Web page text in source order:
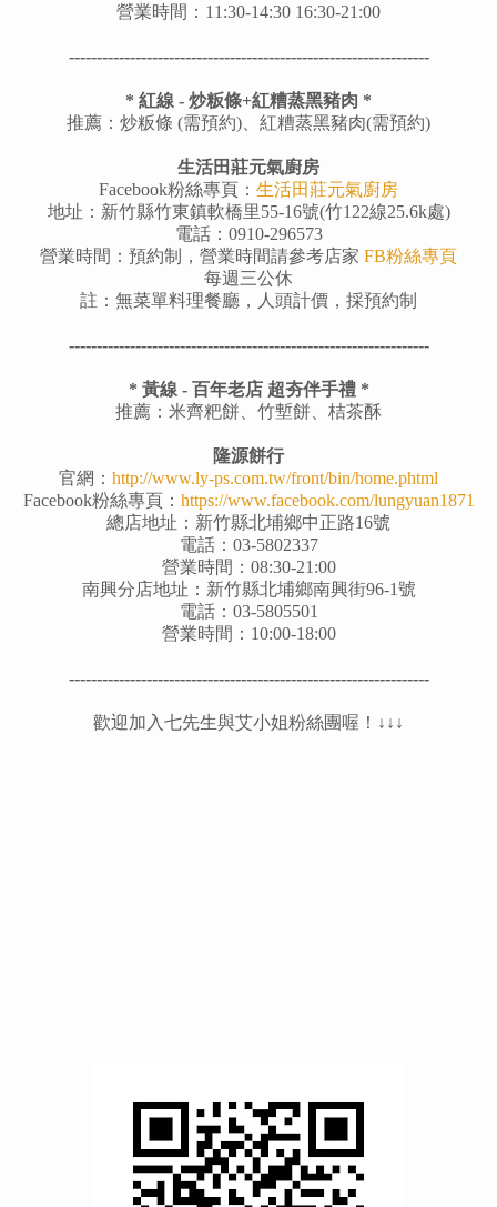
營業時間：11:30-14:30 16:30-21:00
-----------------------------------------------------------------
* 紅線 - 炒粄條+紅糟蒸黑豬肉 *
推薦：炒粄條 (需預約)、紅糟蒸黑豬肉(需預約)
生活田莊元氣廚房
Facebook粉絲專頁： 生活田莊元氣廚房
地址：新竹縣竹東鎮軟橋里55-16號(竹122線25.6k處)
電話：0910-296573
營業時間：預約制，營業時間請參考店家 FB粉絲專頁
每週三公休
註：無菜單料理餐廳，人頭計價，採預約制
-----------------------------------------------------------------
* 黃線 - 百年老店 超夯伴手禮 *
推薦：米齊粑餅、竹塹餅、桔茶酥
隆源餅行
官網： http://www.ly-ps.com.tw/front/bin/home.phtml
Facebook粉絲專頁： https://www.facebook.com/lungyuan1871
總店地址：新竹縣北埔鄉中正路16號
電話：03-5802337
營業時間：08:30-21:00
南興分店地址：新竹縣北埔鄉南興街96-1號
電話：03-5805501
營業時間：10:00-18:00
-----------------------------------------------------------------
歡迎加入七先生與艾小姐粉絲團喔！↓↓↓